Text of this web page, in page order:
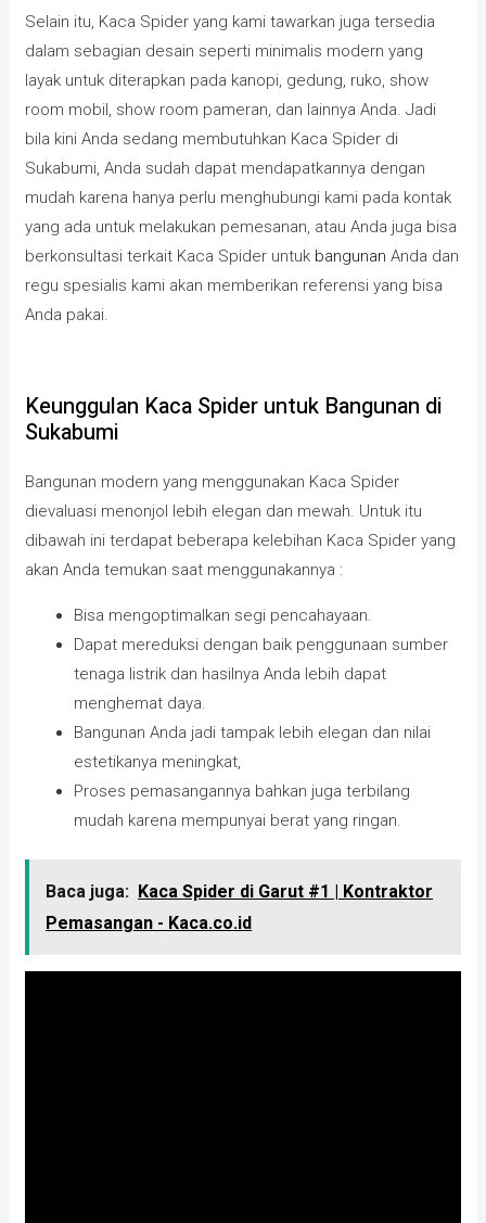
Selain itu, Kaca Spider yang kami tawarkan juga tersedia
dalam sebagian desain seperti minimalis modern yang
layak untuk diterapkan pada kanopi, gedung, ruko, show
room mobil, show room pameran, dan lainnya Anda. Jadi
bila kini Anda sedang membutuhkan Kaca Spider di
Sukabumi, Anda sudah dapat mendapatkannya dengan
mudah karena hanya perlu menghubungi kami pada kontak
yang ada untuk melakukan pemesanan, atau Anda juga bisa
berkonsultasi terkait Kaca Spider untuk bangunan Anda dan
regu spesialis kami akan memberikan referensi yang bisa
Anda pakai.
Keunggulan Kaca Spider untuk Bangunan di
Sukabumi
Bangunan modern yang menggunakan Kaca Spider
dievaluasi menonjol lebih elegan dan mewah. Untuk itu
dibawah ini terdapat beberapa kelebihan Kaca Spider yang
akan Anda temukan saat menggunakannya :
Bisa mengoptimalkan segi pencahayaan.
Dapat mereduksi dengan baik penggunaan sumber
tenaga listrik dan hasilnya Anda lebih dapat
menghemat daya.
Bangunan Anda jadi tampak lebih elegan dan nilai
estetikanya meningkat,
Proses pemasangannya bahkan juga terbilang
mudah karena mempunyai berat yang ringan.
Baca juga: Kaca Spider di Garut #1 | Kontraktor
Pemasangan - Kaca.co.id